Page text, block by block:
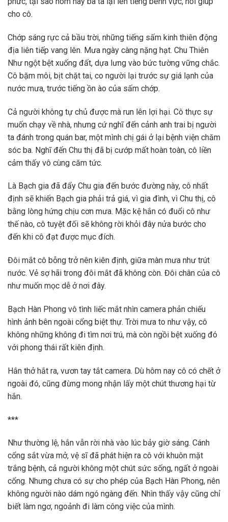
cho cô.
Chớp sáng rực cả bầu trời, những tiếng sấm kinh thiên động
địa liên tiếp vang lên. Mưa ngày càng nặng hạt. Chu Thiên
Như ngột bệt xuống đất, dựa lưng vào bức tường vững chắc.
Cô bặm môi, bịt chặt tai, co người lại trước sự giá lạnh của
nước mưa, trước tiếng ồn ào của sấm chớp.
Cả người không tự chủ được mà run lên lợi hại. Cô thực sự
muốn chạy về nhà, nhưng cứ nghĩ đến cảnh anh trai bị người
ta đánh trong quán bar, một mình chị gái ở lại bệnh viện chăm
sóc ba. Nghĩ đến Chu thị đã bị cướp mất hoàn toàn, cô liền
cảm thấy vô cùng căm tức.
Là Bạch gia đã đẩy Chu gia đến bước đường này, cô nhất
định sẽ khiến Bạch gia phải trả giá, vì gia đình, vì Chu thị, cô
bằng lòng hứng chịu cơn mưa. Mặc kệ hắn có đuổi cô như
thế nào, cô tuyệt đối sẽ không rời khỏi đây nửa bước cho
đến khi cô đạt được mục đích.
Đôi mắt cô bỗng trở nên kiên định, giữa màn mưa như trút
nước. Vẻ sợ hãi trong đôi mắt đã không còn. Đôi chân của cô
như muốn mọc dễ ở nơi đây.
Bạch Hàn Phong vô tình liếc mắt nhìn camera phản chiếu
hình ảnh bên ngoài cổng biệt thự. Trời mưa to như vậy, cô
không những không đi tìm nơi trú, mà còn ngồi bệt xuống đó
với phong thái rất kiên định.
Hắn thở hắt ra, vươn tay tắt camera. Dù hôm nay cô có chết ở
ngoài đó, cũng đừng mong nhận lấy một chút thương hại từ
hắn.
***
Như thường lệ, hắn vẫn rời nhà vào lúc bảy giờ sáng. Cánh
cổng sắt vừa mở, vệ sĩ đã phát hiện ra cô với khuôn mặt
trắng bệnh, cả người không một chút sức sống, ngất ở ngoài
cổng. Nhưng chưa có sự cho phép của Bạch Hàn Phong, nên
không người nào dám ngó ngàng đến. Nhìn thấy vậy cũng chỉ
biết làm ngơ, ngoảnh đi làm công việc của mình.